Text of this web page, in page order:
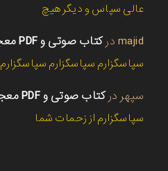
عالی سپاس و دیگر هیچ
majid درکتاب صوتی و PDF معجزه شکرگزاری از راندا برن
سپاسگزارم سپاسگزارم سپاسگزارم
سپهر درکتاب صوتی و PDF معجزه شکرگزاری از راندا برن
سپاسگزارم از زحمات شما